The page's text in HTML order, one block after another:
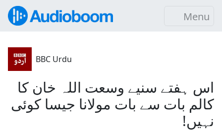
Menu
BBC Urdu
اس ہفتے سنیے وسعت اللہ خان کا
کالم بات سے بات مولانا جیسا کوئی
نہیں!